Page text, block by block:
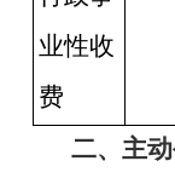
业性收
费
二、 主